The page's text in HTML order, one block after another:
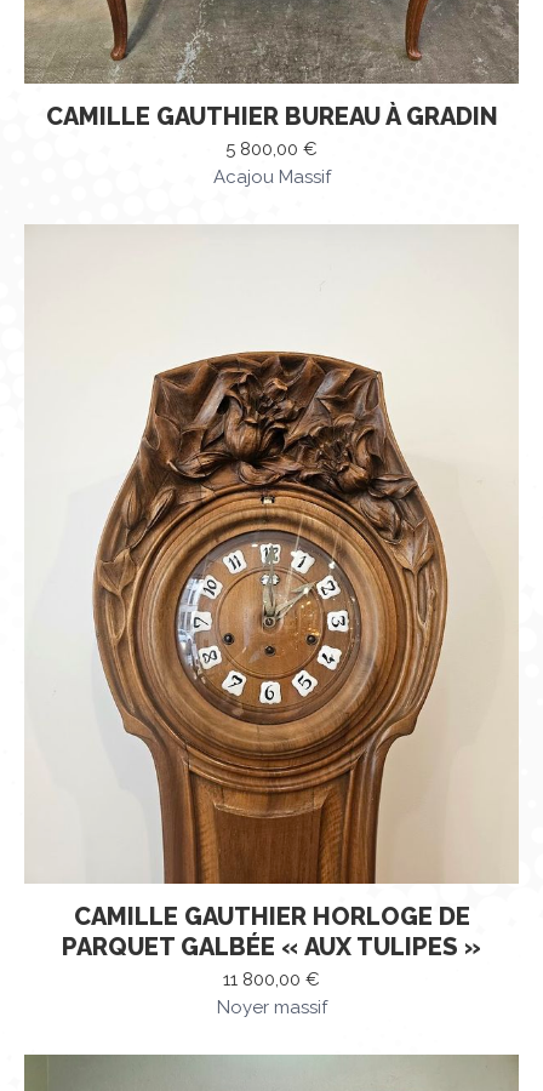
CAMILLE GAUTHIER BUREAU À GRADIN
5 800,00 €
Acajou Massif
CAMILLE GAUTHIER HORLOGE DE
PARQUET GALBÉE « AUX TULIPES »
11 800,00 €
Noyer massif